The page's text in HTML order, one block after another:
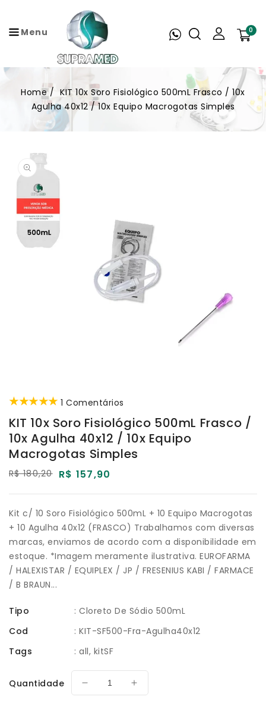
Menu 0
Home
KIT 10x Soro Fisiológico 500mL Frasco / 10x
Agulha 40x12 / 10x Equipo Macrogotas Simples
11 Comentários
KIT 10x Soro Fisiológico 500mL Frasco /
10x Agulha 40x12 / 10x Equipo
Macrogotas Simples
Preço
R$ 180,20 Preço
R$ 157,90
Kit c/ 10 Soro Fisiológico 500mL + 10 Equipo Macrogotas
+ 10 Agulha 40x12 (FRASCO) Trabalhamos com diversas
marcas, enviamos de acordo com a disponibilidade em
estoque. *Imagem meramente ilustrativa. EUROFARMA
/ HALEXISTAR / EQUIPLEX / JP / FRESENIUS KABI / FARMACE
/ B BRAUN...
Tipo : Cloreto De Sódio 500mL
Cod
: KIT-SF500-Fra-Agulha40x12
Tags
: all kitSF
Quantidade
Diminuir
Aumentar